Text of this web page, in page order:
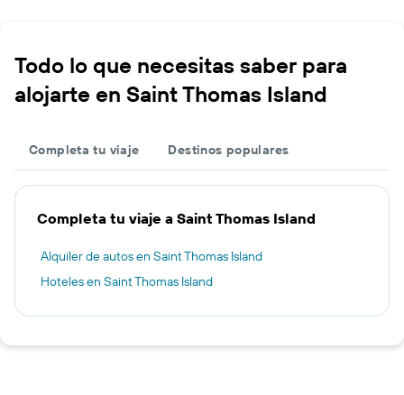
Todo lo que necesitas saber para
alojarte en Saint Thomas Island
Completa tu viaje Destinos populares
Completa tu viaje a Saint Thomas Island
Alquiler de autos en Saint Thomas Island
Hoteles en Saint Thomas Island